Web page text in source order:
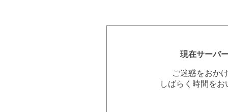
現在サーバ
ご迷惑をおか
しばらく時間を